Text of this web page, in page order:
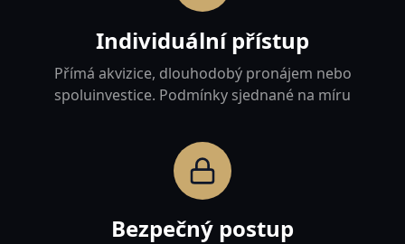
Individuální přístup
Přímá akvizice, dlouhodobý pronájem nebo
spoluinvestice. Podmínky sjednané na míru
Bezpečný postup